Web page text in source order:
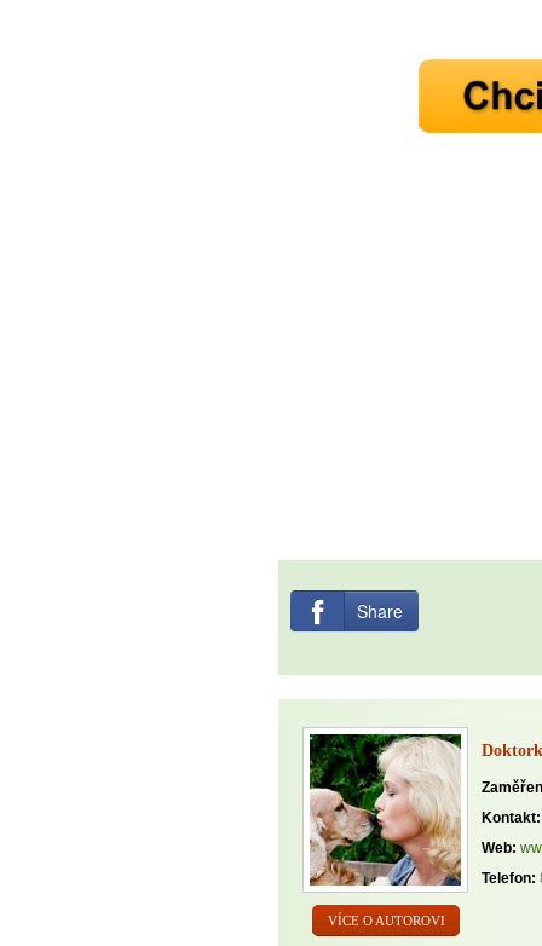
Share
VÍCE O AUTOROVI
Kontakt:
Web:
Telefon: